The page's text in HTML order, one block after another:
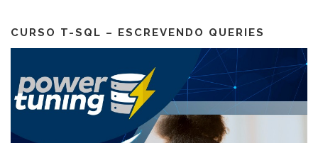
CURSO T-SQL – ESCREVENDO QUERIES